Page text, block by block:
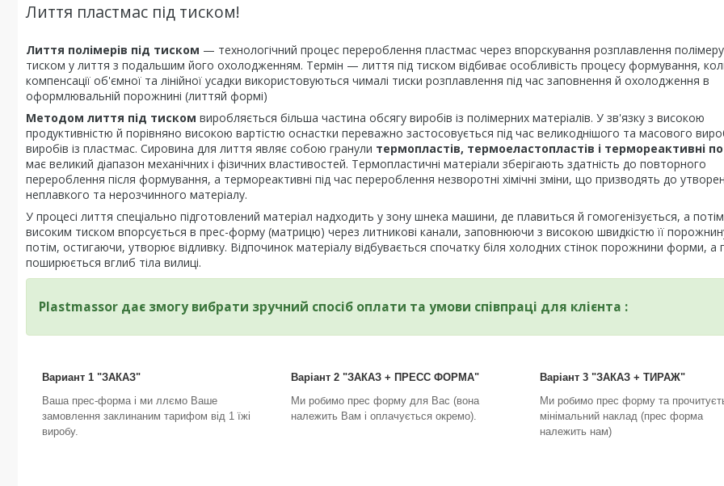
Лиття пластмас під тиском!
Лиття полімерів під тиском — технологічний процес перероблення пластмас через впорскування розплавлення полімеру
тиском у лиття з подальшим його охолодженням. Термін — лиття під тиском відбиває особливість процесу формування,
компенсації об'ємної та лінійної усадки використовуються чималі тиски розплавлення під час заповнення й охолодження в
оформлювальній порожнині (литтяй формі)
Методом лиття під тиском виробляється більша частина обсягу виробів із полімерних матеріалів. У зв'язку з високою
продуктивністю й порівняно високою вартістю оснастки переважно застосовується під час великоднішого та масового
виробів із пластмас. Сировина для лиття являє собою гранули термопластів, термоеластопластів і термореактивні
має великий діапазон механічних і фізичних властивостей. Термопластичні матеріали зберігають здатність до повторного
перероблення після формування, а термореактивні під час перероблення незворотні хімічні зміни, що призводять до
неплавкого та нерозчинного матеріалу.
У процесі лиття спеціально підготовлений матеріал надходить у зону шнека машини, де плавиться й гомогенізується, а потім
високим тиском впорсується в прес-форму (матрицю) через литникові канали, заповнюючи з високою швидкістю її
потім, остигаючи, утворює відливку. Відпочинок матеріалу відбувається спочатку біля холодних стінок порожнини форми, а
поширюється вглиб тіла вилиці.
Plastmassor дає змогу вибрати зручний спосіб оплати та умови співпраці для клієнта :
Вариант 1 "ЗАКАЗ"
Ваша прес-форма і ми ллємо Ваше
замовлення заклинаним тарифом від 1 їжі
виробу.
Варіант 2 "ЗАКАЗ + ПРЕСС ФОРМА"
Ми робимо прес форму для Вас (вона
належить Вам і оплачується окремо).
Варіант 3 "ЗАКАЗ + ТИРАЖ"
Ми робимо прес форму та
мінімальний наклад (прес форма
належить нам)